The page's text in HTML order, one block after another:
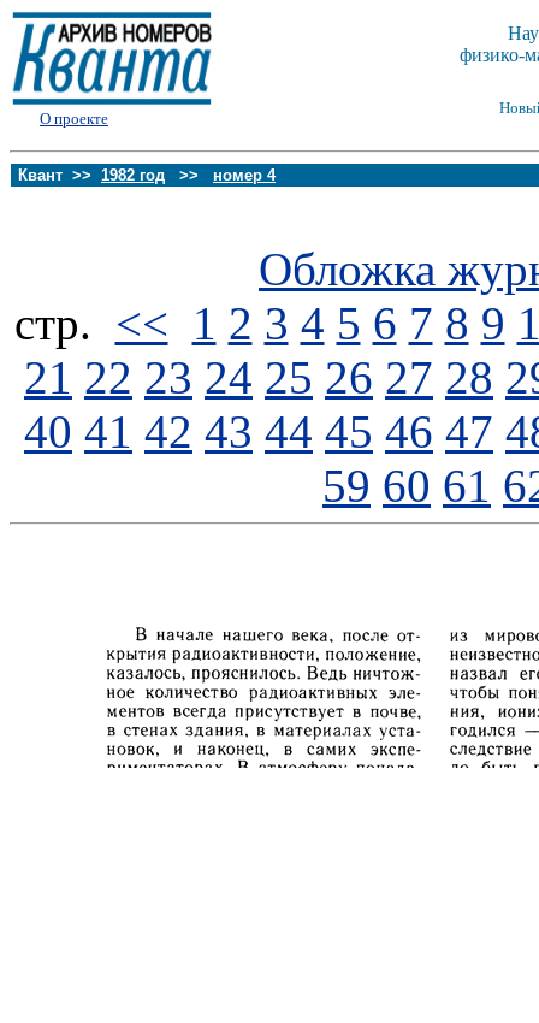
О проекте
физико-
Квант >> 1982 год >> номер 4
Обложка
стp. << 1 2 3 4 5 6 7 8 9
21 22 23 24 25 26 27 28
40 41 42 43 44 45 46 47
59 60 61